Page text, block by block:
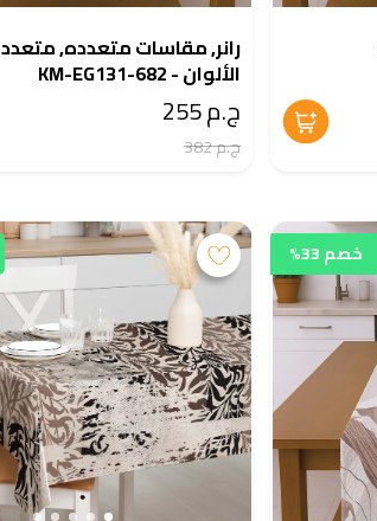
رانر, مقاسات متعدده, متعدد
الألوان - KM-EG131-682
ج.م 255
ج.م 382
خصم 33%